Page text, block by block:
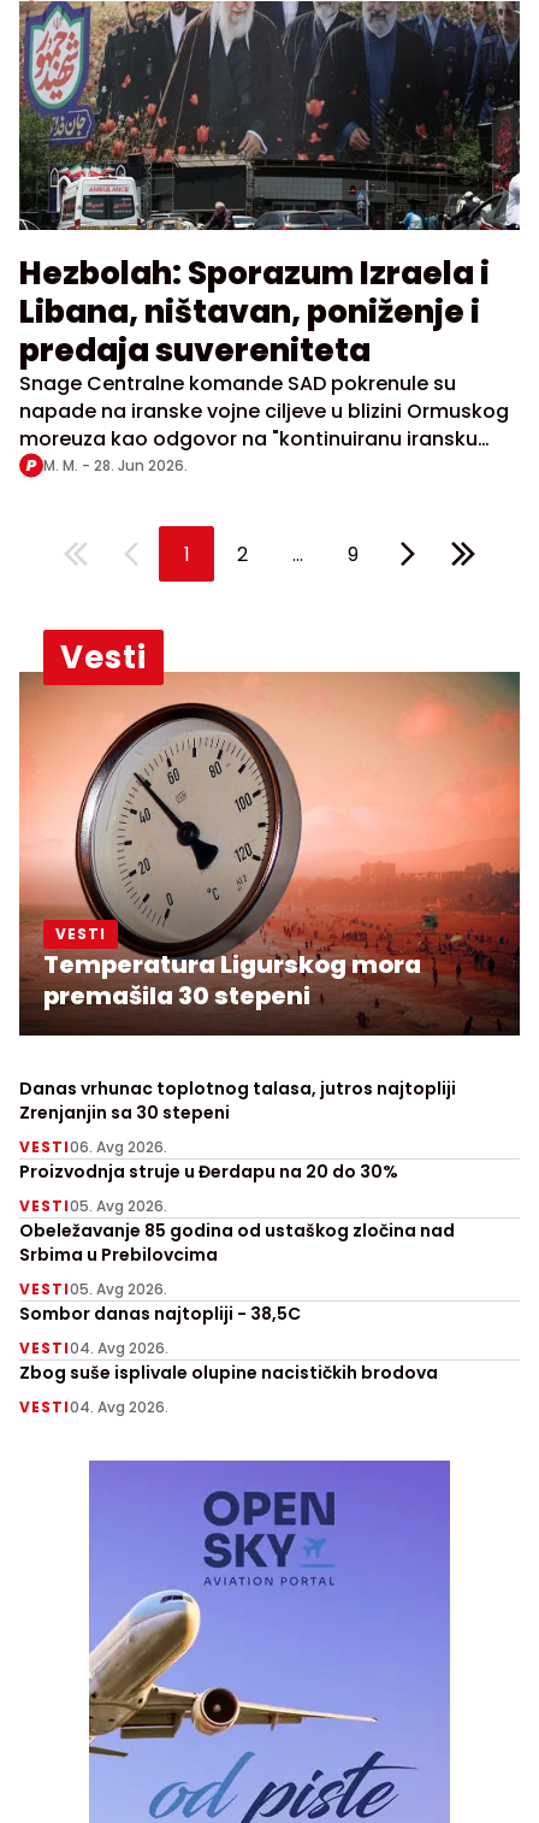
Hezbolah: Sporazum Izraela i
Libana, ništavan, poniženje i
predaja suvereniteta
Snage Centralne komande SAD pokrenule su
napade na iranske vojne ciljeve u blizini Ormuskog
moreuza kao odgovor na "kontinuiranu iransku
agresiju protiv komercijalnih brodova"
M. M. - 28. Jun 2026.
1 2 ... 9
Vesti
VESTI
Temperatura Ligurskog mora
premašila 30 stepeni
Danas vrhunac toplotnog talasa, jutros najtopliji
Zrenjanjin sa 30 stepeni
VESTI06. Avg 2026.
Proizvodnja struje u Đerdapu na 20 do 30%
VESTI05. Avg 2026.
Obeležavanje 85 godina od ustaškog zločina nad
Srbima u Prebilovcima
VESTI05. Avg 2026.
Sombor danas najtopliji - 38,5C
VESTI04. Avg 2026.
Zbog suše isplivale olupine nacističkih brodova
VESTI04. Avg 2026.